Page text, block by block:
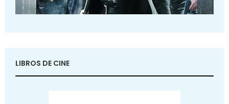
LIBROS DE CINE